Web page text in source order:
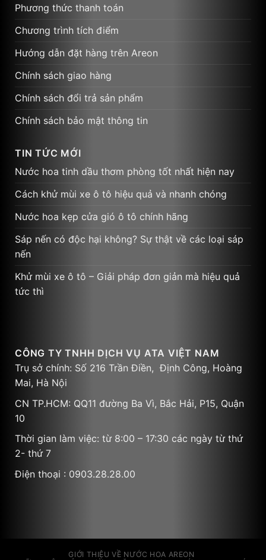
Phương thức thanh toán
Chương trình tích điểm
Hướng dẫn đặt hàng trên Areon
Chính sách giao hàng
Chính sách đổi trả sản phẩm
Chính sách bảo mật thông tin
TIN TỨC MỚI
Nước hoa tinh dầu thơm phòng tốt nhất hiện nay
Cách khử mùi xe ô tô hiệu quả và nhanh chóng
Nước hoa kẹp cửa gió ô tô chính hãng
Sáp nến có độc hại không? Sự thật về các loại sáp
nến
Khử mùi xe ô tô – Giải pháp đơn giản mà hiệu quả
tức thì
CÔNG TY TNHH DỊCH VỤ ATA VIỆT NAM
Trụ sở chính: Số 216 Trần Điền, Định Công, Hoàng
Mai, Hà Nội
CN TP.HCM: QQ11 đường Ba Vì, Bắc Hải, P15, Quận
10
Thời gian làm việc: từ 8:00 – 17:30 các ngày từ thứ
2- thứ 7
Điện thoại : 0903.28.28.00
GIỚI THIỆU VỀ NƯỚC HOA AREON